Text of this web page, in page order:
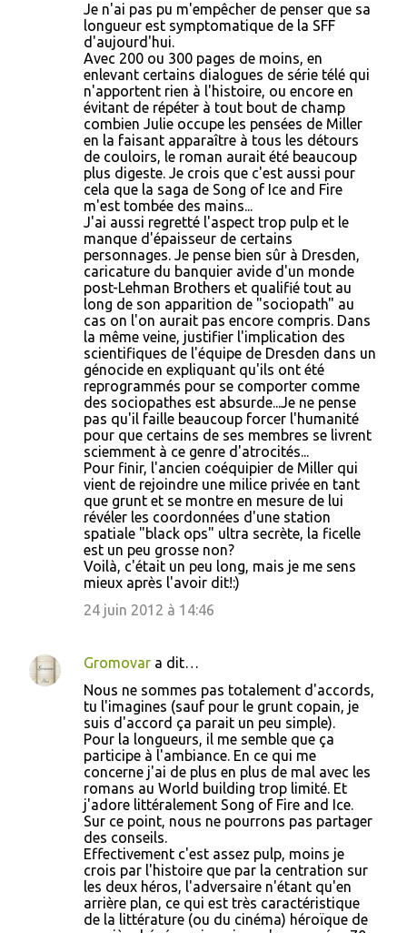
Je n'ai pas pu m'empêcher de penser que sa
longueur est symptomatique de la SFF
d'aujourd'hui.
Avec 200 ou 300 pages de moins, en
enlevant certains dialogues de série télé qui
n'apportent rien à l'histoire, ou encore en
évitant de répéter à tout bout de champ
combien Julie occupe les pensées de Miller
en la faisant apparaître à tous les détours
de couloirs, le roman aurait été beaucoup
plus digeste. Je crois que c'est aussi pour
cela que la saga de Song of Ice and Fire
m'est tombée des mains...
J'ai aussi regretté l'aspect trop pulp et le
manque d'épaisseur de certains
personnages. Je pense bien sûr à Dresden,
caricature du banquier avide d'un monde
post-Lehman Brothers et qualifié tout au
long de son apparition de "sociopath" au
cas on l'on aurait pas encore compris. Dans
la même veine, justifier l'implication des
scientifiques de l'équipe de Dresden dans un
génocide en expliquant qu'ils ont été
reprogrammés pour se comporter comme
des sociopathes est absurde...Je ne pense
pas qu'il faille beaucoup forcer l'humanité
pour que certains de ses membres se livrent
sciemment à ce genre d'atrocités...
Pour finir, l'ancien coéquipier de Miller qui
vient de rejoindre une milice privée en tant
que grunt et se montre en mesure de lui
révéler les coordonnées d'une station
spatiale "black ops" ultra secrète, la ficelle
est un peu grosse non?
Voilà, c'était un peu long, mais je me sens
mieux après l'avoir dit!:)
24 juin 2012 à 14:46
Gromovar a dit…
Nous ne sommes pas totalement d'accords,
tu l'imagines (sauf pour le grunt copain, je
suis d'accord ça parait un peu simple).
Pour la longueurs, il me semble que ça
participe à l'ambiance. En ce qui me
concerne j'ai de plus en plus de mal avec les
romans au World building trop limité. Et
j'adore littéralement Song of Fire and Ice.
Sur ce point, nous ne pourrons pas partager
des conseils.
Effectivement c'est assez pulp, moins je
crois par l'histoire que par la centration sur
les deux héros, l'adversaire n'étant qu'en
arrière plan, ce qui est très caractéristique
de la littérature (ou du cinéma) héroïque de